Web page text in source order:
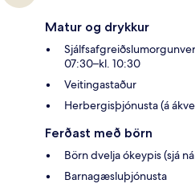
Matur og drykkur
07:30–kl. 10:30
Veitingastaður
Herbergisþjónusta (á
Ferðast með börn
Börn dvelja ókeypis (sjá
Barnagæsluþjónusta